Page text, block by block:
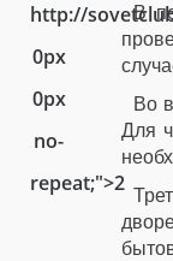
http://
0px
0px
no-
repeat;">2
В
Во
Для